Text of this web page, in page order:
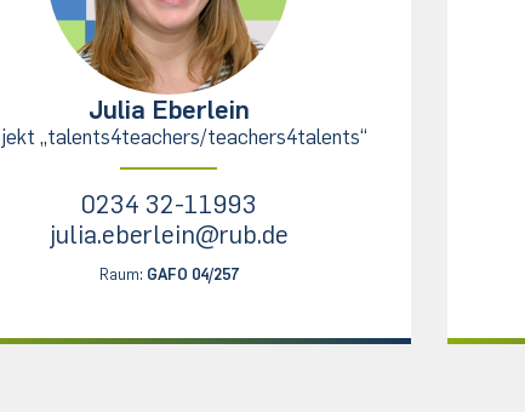
Julia Eberlein
„talents4teachers/teachers4talents“
0234 32-11993
julia.eberlein@rub.de
Raum: GAFO 04/257